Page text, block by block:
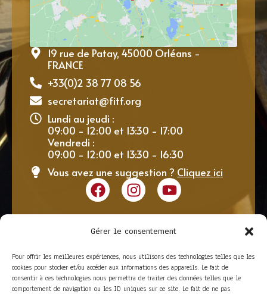
Gérer le consentement
Pour offrir les meilleures expériences, nous utilisons des technologies telles que les
cookies pour stocker et/ou accéder aux informations des appareils. Le fait de
consentir à ces technologies nous permettra de traiter des données telles que le
comportement de navigation ou les ID uniques sur ce site. Le fait de ne pas
19 rue de Patay, 45000 Orléans -
FRANCE
+33(0)2 38 77 08 56
secretariat@fitf.org
Lundi au jeudi :
09:00 - 12:00 et 13:30 - 17:00
Vendredi :
09:00 - 12:00 et 13:30 - 16:30
Vous avez une suggestion ? Cliquez ici